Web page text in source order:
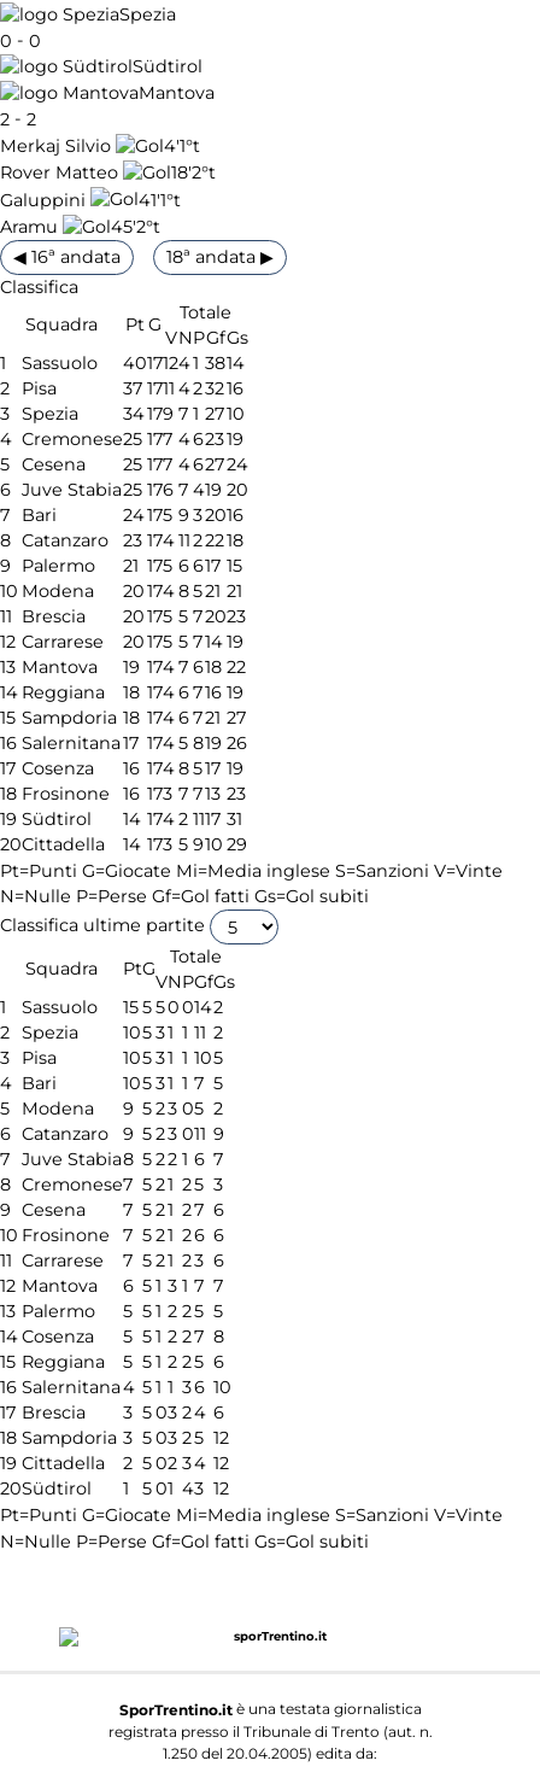
Spezia
0 - 0
Südtirol
Mantova
2 - 2
Merkaj Silvio
4'1°t
Rover Matteo
18'2°t
Galuppini
41'1°t
Aramu
45'2°t
◀ 16ª andata
18ª andata ▶
Classifica
Squadra
PtG
Totale
VNPGfGs
1
Sassuolo 40171241 3814
2
Pisa 37 1711 423216
3 Spezia 34179 7 1 2710
4 Cremonese25 177 462319
5 Cesena 25 177 462724
6 Juve Stabia25 176 7 419 20
7
Bari 24175 9 32016
8 Catanzaro 23 1741122218
9
Palermo 21 175 6617 15
10 Modena 201748521 21
11 Brescia 20175 5 72023
12 Carrarese 20175 5 71419
13 Mantova 19 1747 618 22
14 Reggiana 18 1746716 19
15 Sampdoria 18 1746721 27
16 Salernitana17 1745 819 26
17 Cosenza 16 1748517 19
18 Frosinone 16 173 7 713 23
19 Südtirol 14 1742 1117 31
20Cittadella 14 173 5 910 29
Pt=Punti G=Giocate Mi=Media inglese S=Sanzioni V=Vinte
N=Nulle P=Perse Gf=Gol fatti Gs=Gol subiti
Classifica ultime partite
Squadra
PtG
Totale
VNPGfGs
1
Sassuolo 155500142
2 Spezia 10531 1 11 2
3
Pisa 10531 1 105
4 Bari 10531 1 7 5
5
Modena 9 523 05 2
6 Catanzaro 9 523 011 9
7 Juve Stabia8 522 1 6 7
8 Cremonese7 521 25 3
9 Cesena 7 521 27 6
10 Frosinone 7 521 26 6
11 Carrarese 7 521 23 6
12 Mantova 6 51 3 1 7 7
13 Palermo 5 51 2 25 5
14Cosenza 5 51 2 27 8
15 Reggiana 5 51 2 25 6
16 Salernitana4 51 1 36 10
17 Brescia 3 503 24 6
18 Sampdoria 3 503 25 12
19 Cittadella 2 502 34 12
20Südtirol 1 501 43 12
Pt=Punti G=Giocate Mi=Media inglese S=Sanzioni V=Vinte
N=Nulle P=Perse Gf=Gol fatti Gs=Gol subiti
SporTrentino.itè una testata giornalistica
registrata presso il Tribunale di Trento (aut. n.
1.250 del 20.04.2005) edita da: